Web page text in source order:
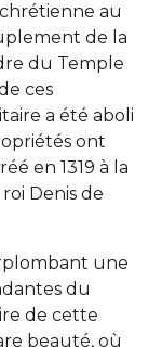
au
de la
du Temple
ces
a été aboli
ont
en 1319 à la
Denis de
une
du
de cette
beauté, où